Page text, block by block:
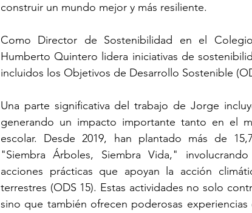
construir un mundo mejor y más resiliente.
Como Director de Sostenibilidad en el
Humberto Quintero lidera iniciativas de
incluidos los Objetivos de Desarrollo Sostenible
Una parte significativa del trabajo de Jorge
generando un impacto importante tanto en el
escolar. Desde 2019, han plantado más de
"Siembra Árboles, Siembra Vida,"
acciones prácticas que apoyan la acción
terrestres (ODS 15). Estas actividades no solo
sino que también ofrecen poderosas